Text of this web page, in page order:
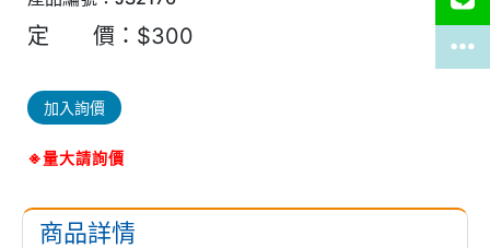
定 價：$300
加入詢價
※量大請詢價
商品詳情